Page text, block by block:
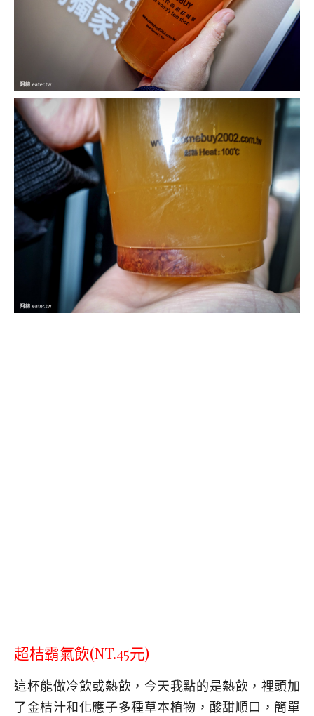
超桔霸氣飲(NT.45元)
這杯能做冷飲或熱飲，今天我點的是熱飲，裡頭加
了金桔汁和化應子多種草本植物，酸甜順口，簡單